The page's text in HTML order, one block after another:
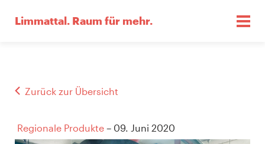
Limmattal. Raum für mehr.
Zurück zur Übersicht
Regionale Produkte – 09. Juni 2020